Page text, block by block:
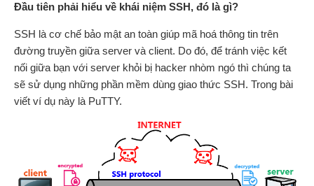
Đầu tiên phải hiểu về khái niệm SSH, đó là gì?
SSH là cơ chế bảo mật an toàn giúp mã hoá thông tin trên
đường truyền giữa server và client. Do đó, để tránh việc kết
nối giữa bạn với server khỏi bị hacker nhòm ngó thì chúng ta
sẽ sử dụng những phần mềm dùng giao thức SSH. Trong bài
viết ví dụ này là PuTTY.